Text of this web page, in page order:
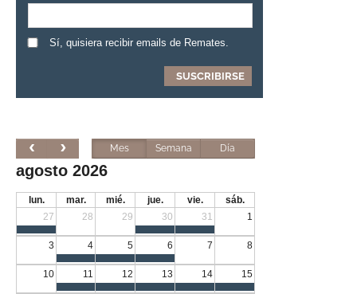
Sí, quisiera recibir emails de Remates.
Mes Semana Día
agosto 2026
lun. mar. mié. jue. vie.
sáb.
27
28 29 30 31 1
3 4 5 6 7 8
10 11 12 13 14 15